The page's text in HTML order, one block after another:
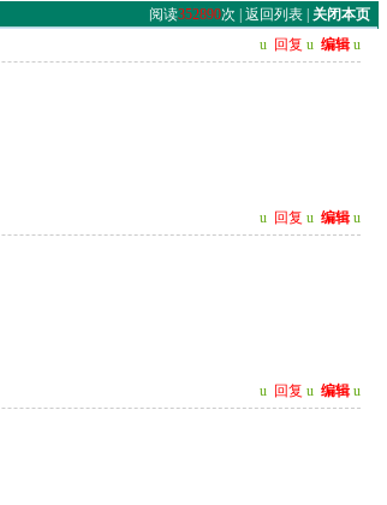
阅读352890次 | 返回列表| 关闭本页
u 回复 u 编辑 u
u 回复 u 编辑 u
u 回复 u 编辑 u